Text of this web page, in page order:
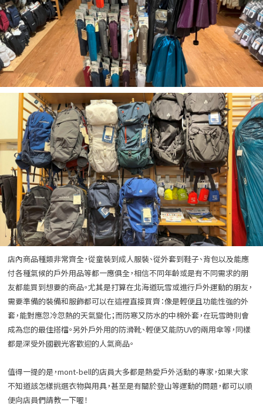
店內商品種類非常齊全，從童裝到成人服裝、從外套到鞋子、背包以及能應
付各種氣候的戶外用品等都一應俱全，相信不同年齡或是有不同需求的朋
友都能買到想要的商品。尤其是打算在北海道玩雪或進行戶外運動的朋友，
需要準備的裝備和服飾都可以在這裡直接買齊：像是輕便且功能性強的外
套，能對應忽冷忽熱的天氣變化；而防寒又防水的中棉外套，在玩雪時則會
成為您的最佳搭檔。另外戶外用的防滑靴、輕便又能防UV的兩用傘等，同樣
都是深受外國觀光客歡迎的人氣商品。
值得一提的是，mont-bell的店員大多都是熱愛戶外活動的專家，如果大家
不知道該怎樣挑選衣物與用具，甚至是有關於登山等運動的問題，都可以順
便向店員們請教一下喔！